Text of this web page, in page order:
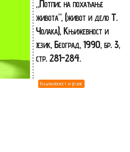
„Потпис на похађање
живота”, (живот и дело Т.
Чолака), Књижевност и
језик, Београд, 1990, бр. 3,
стр. 281-284.
Књижевност и језик